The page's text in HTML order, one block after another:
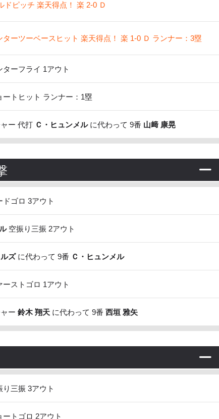
ドピッチ 楽天得点！ 楽 2-0 Ｄ
ターツーベースヒット 楽天得点！ 楽 1-0 Ｄ ランナー：3塁
ターフライ 1アウト
ートヒット ランナー：1塁
ー 代打 Ｃ・ヒュンメルに代わって 9番 山﨑 康晃
ドゴロ 3アウト
空振り三振 2アウト
ズに代わって 9番 Ｃ・ヒュンメル
ーストゴロ 1アウト
ー 鈴木 翔天 に代わって 9番 西垣 雅矢
り三振 3アウト
ートゴロ 2アウト